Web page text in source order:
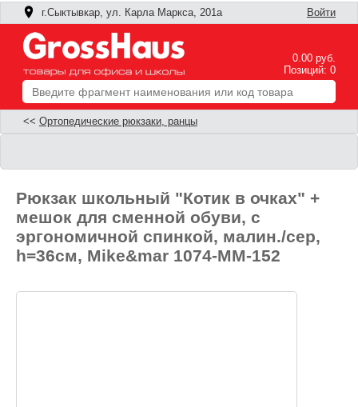
г.Сыктывкар, ул. Карла Маркса, 201а Войти
0.00 руб.
Позиций: 0
<< Ортопедические рюкзаки, ранцы
Рюкзак школьный "Котик в очках" +
мешок для сменной обуви, с
эргономичной спинкой, малин./сер,
h=36см, Mike&mar 1074-MM-152